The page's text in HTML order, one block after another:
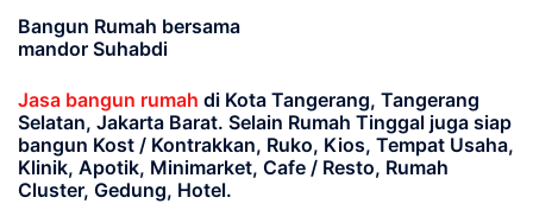
Bangun Rumah bersama
mandor Suhabdi
Jasa bangun rumah di Kota Tangerang, Tangerang
Selatan, Jakarta Barat. Selain Rumah Tinggal juga siap
bangun Kost / Kontrakkan, Ruko, Kios, Tempat Usaha,
Klinik, Apotik, Minimarket, Cafe / Resto, Rumah
Cluster, Gedung, Hotel.